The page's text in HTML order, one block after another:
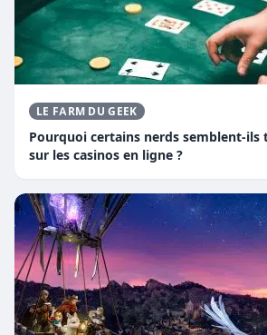
LE FARM DU GEEK
Pourquoi certains nerds semblent-ils
sur les casinos en ligne ?